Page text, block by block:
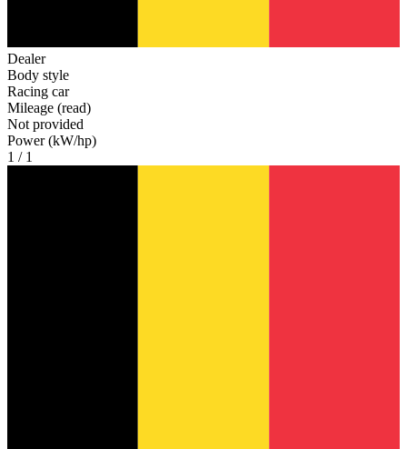
Dealer
Body style
Racing car
Mileage (read)
Not provided
Power (kW/hp)
1 / 1